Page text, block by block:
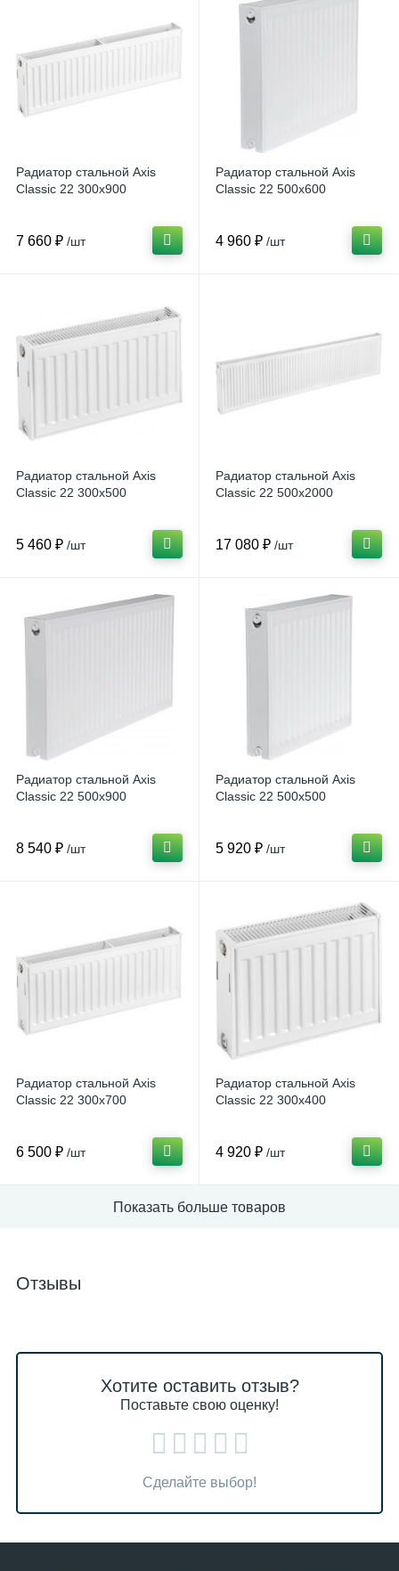
Радиатор стальной Axis
Classic 22 300х900
7 660 ₽ /шт
Радиатор стальной Axis
Classic 22 500х600
4 960 ₽ /шт
Радиатор стальной Axis
Classic 22 300х500
5 460 ₽ /шт
Радиатор стальной Axis
Classic 22 500х2000
17 080 ₽ /шт
Радиатор стальной Axis
Classic 22 500х900
8 540 ₽ /шт
Радиатор стальной Axis
Classic 22 500х500
5 920 ₽ /шт
Радиатор стальной Axis
Classic 22 300х700
6 500 ₽ /шт
Радиатор стальной Axis
Classic 22 300х400
4 920 ₽ /шт
Показать больше товаров
Отзывы
Хотите оставить отзыв?
Поставьте свою оценку!
Сделайте выбор!